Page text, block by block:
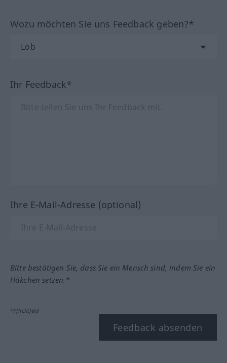
Wozu möchten Sie uns Feedback geben?*
Ihr Feedback*
Ihre E-Mail-Adresse (optional)
Bitte bestätigen Sie, dass Sie ein Mensch sind, indem Sie ein
Häkchen setzen.*
*Pflichtfeld
Feedback absenden